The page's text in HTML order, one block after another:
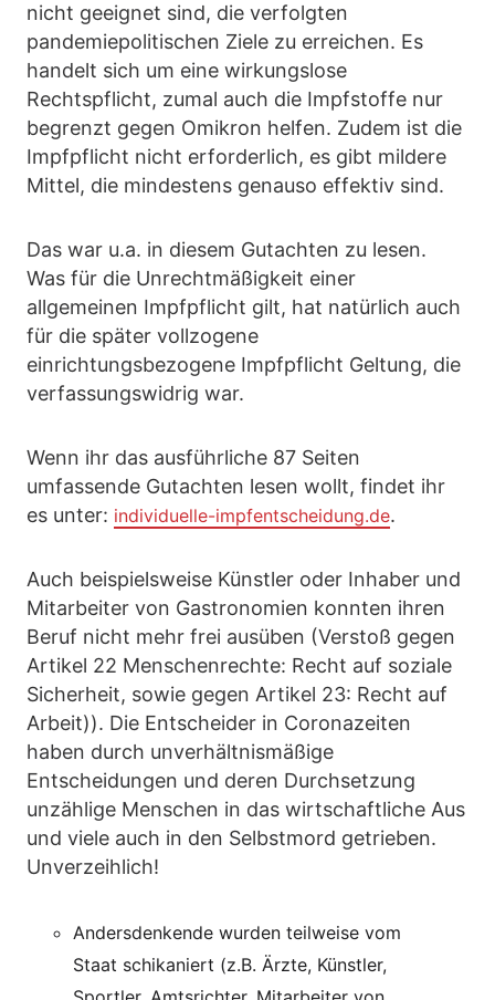
nicht geeignet sind, die verfolgten
pandemiepolitischen Ziele zu erreichen. Es
handelt sich um eine wirkungslose
Rechtspflicht, zumal auch die Impfstoffe nur
begrenzt gegen Omikron helfen. Zudem ist die
Impfpflicht nicht erforderlich, es gibt mildere
Mittel, die mindestens genauso effektiv sind.
Das war u.a. in diesem Gutachten zu lesen.
Was für die Unrechtmäßigkeit einer
allgemeinen Impfpflicht gilt, hat natürlich auch
für die später vollzogene
einrichtungsbezogene Impfpflicht Geltung, die
verfassungswidrig war.
Wenn ihr das ausführliche 87 Seiten
umfassende Gutachten lesen wollt, findet ihr
es unter: individuelle-impfentscheidung.de.
Auch beispielsweise Künstler oder Inhaber und
Mitarbeiter von Gastronomien konnten ihren
Beruf nicht mehr frei ausüben (Verstoß gegen
Artikel 22 Menschenrechte: Recht auf soziale
Sicherheit, sowie gegen Artikel 23: Recht auf
Arbeit)). Die Entscheider in Coronazeiten
haben durch unverhältnismäßige
Entscheidungen und deren Durchsetzung
unzählige Menschen in das wirtschaftliche Aus
und viele auch in den Selbstmord getrieben.
Unverzeihlich!
Andersdenkende wurden teilweise vom
Staat schikaniert (z.B. Ärzte, Künstler,